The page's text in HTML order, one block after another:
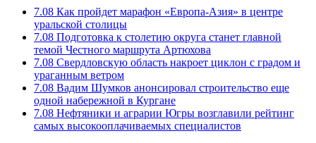
7.08 Как пройдет марафон «Европа-Азия» в центре
уральской столицы
7.08 Подготовка к столетию округа станет главной
темой Честного маршрута Артюхова
7.08 Свердловскую область накроет циклон с градом и
ураганным ветром
7.08 Вадим Шумков анонсировал строительство еще
одной набережной в Кургане
7.08 Нефтяники и аграрии Югры возглавили рейтинг
самых высокооплачиваемых специалистов